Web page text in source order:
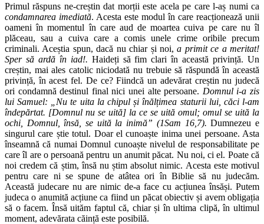
Primul răspuns ne-creștin dat morții este acela pe care l-aș numi ca
condamnarea imediată. Acesta este modul în care reacționează unii
oameni în momentul în care aud de moartea cuiva pe care nu îl
plăceau, sau a cuiva care a comis unele crime oribile precum
criminali. Aceștia spun, dacă nu chiar și noi,a primit ce a meritat!
Sper să ardă în iad!. Haideți să fim clari în această privință. Un
creștin, mai ales catolic niciodată nu trebuie să răspundă în această
privință, în acest fel. De ce? Fiindcă un adevărat creștin nu judecă
ori condamnă destinul final nici unei alte persoane. Domnul i-a zis
lui Samuel: „Nu te uita la chipul și înălțimea staturii lui, căci l-am
îndepărtat. [Domnul nu se uită] la ce se uită omul; omul se uită la
ochi, Domnul, însă, se uită la inimă” (1Sam 16,7). Dumnezeu e
singurul care știe totul. Doar el cunoaște inima unei persoane. Asta
înseamnă că numai Domnul cunoaște nivelul de responsabilitate pe
care îl are o persoană pentru un anumit păcat. Nu noi, ci el. Poate că
noi credem că știm, însă nu știm absolut nimic. Acesta este motivul
pentru care ni se spune de atâtea ori în Biblie să nu judecăm.
Această judecare nu are nimic de-a face cu acțiunea însăși. Putem
judeca o anumită acțiune ca fiind un păcat obiectiv și avem obligația
să o facem. Însă uităm faptul că, chiar și în ultima clipă, în ultimul
moment, adevărata căință este posibilă.